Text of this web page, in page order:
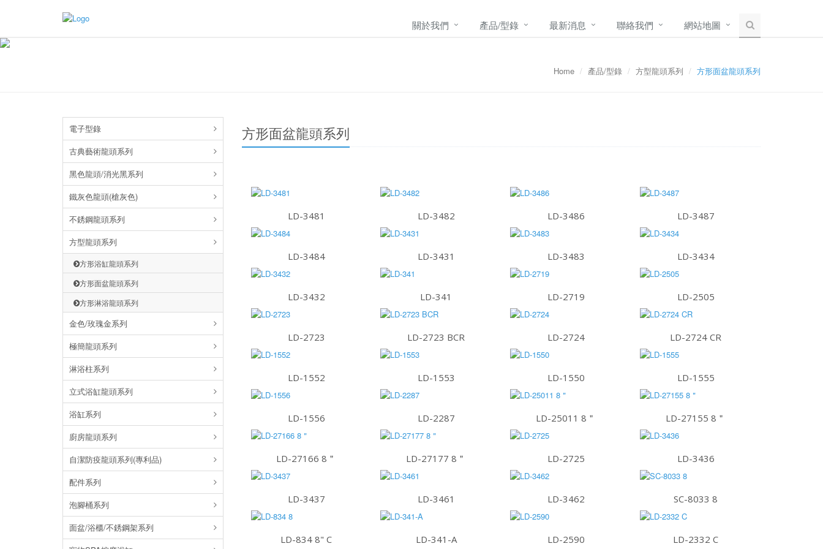
關於我們 產品/型錄 最新消息 聯絡我們 網站地圖
Home 產品/型錄 方型龍頭系列 方形面盆龍頭系列
電子型錄
古典藝術龍頭系列
黑色龍頭/消光黑系列
鐵灰色龍頭(槍灰色)
不銹鋼龍頭系列
方型龍頭系列
方形浴缸龍頭系列
方形面盆龍頭系列
方形淋浴龍頭系列
金色/玫瑰金系列
極簡龍頭系列
淋浴柱系列
立式浴缸龍頭系列
浴缸系列
廚房龍頭系列
自潔防疫龍頭系列(專利品)
配件系列
泡腳桶系列
面盆/浴櫃/不銹鋼架系列
方形面盆龍頭系列
LD-3481 LD-3482 LD-3486 LD-3487
LD-3484 LD-3431 LD-3483 LD-3434
LD-3432 LD-341 LD-2719 LD-2505
LD-2723 LD-2723 BCR LD-2724 LD-2724 CR
LD-1552 LD-1553 LD-1550 LD-1555
LD-1556 LD-2287 LD-25011 8＂ LD-27155 8＂
LD-27166 8＂ LD-27177 8＂ LD-2725 LD-3436
LD-3437 LD-3461 LD-3462 SC-8033 8
LD-834 8" C LD-341-A LD-2590 LD-2332 C